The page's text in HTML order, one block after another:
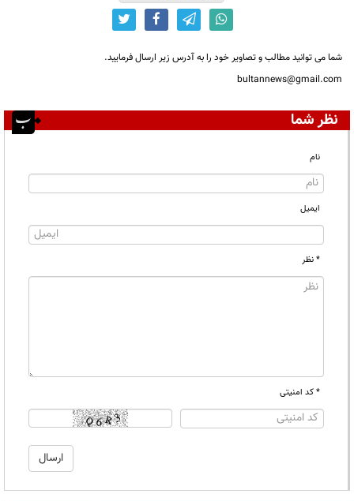
شما می توانید مطالب و تصاویر خود را به آدرس زیر ارسال فرمایید.
bultannews@gmail.com
نظر شما
نام
ایمیل
* نظر
* کد امنیتی